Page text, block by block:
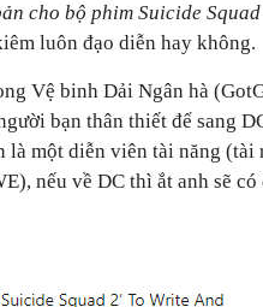
cho bộ phim Suicide
luôn đạo diễn hay không.
Vệ binh Dải Ngân hà
bạn thân thiết để sang
là một diễn viên tài năng (tài
nếu về DC thì ắt anh sẽ có